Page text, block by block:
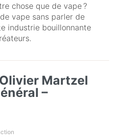
chose que de vape ?
vape sans parler de
industrie bouillonnante
Martzel
–